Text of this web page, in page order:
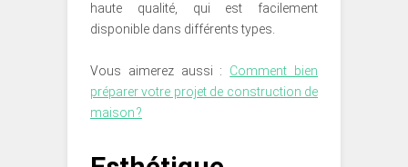
haute qualité, qui est facilement
disponible dans différents types.
Vous aimerez aussi : Comment bien
préparer votre projet de construction de
maison ?